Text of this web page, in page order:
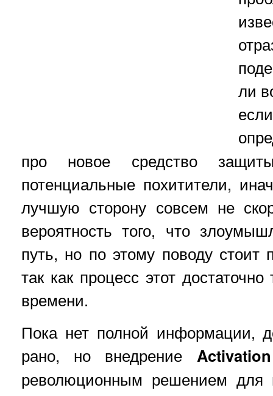
ли
про новое средство
потенциальные похитители,
лучшую сторону совсем не
вероятность того, что
путь, но по этому поводу стоит
так как процесс этот
времени.
Пока нет полной информации,
рано, но внедрение
революционным решением для